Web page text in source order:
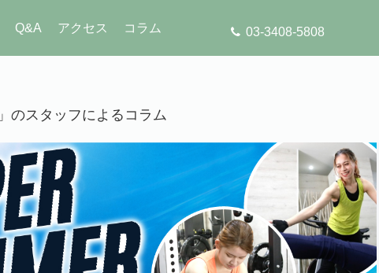
03-3408-5808
Q&A アクセス コラム
のスタッフによるコラム